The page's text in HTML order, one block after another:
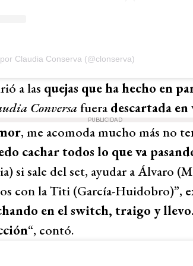
Claudia Conserva (@clonserva)
a las quejas que ha hecho en
Conversa fuera descartada en
PUBLICIDAD
, me acomoda mucho más no
cachar todos lo que va
si sale del set, ayudar a Álvaro
con la Titi (García-Huidobro)”,
en el switch, traigo y llevo
“, contó.